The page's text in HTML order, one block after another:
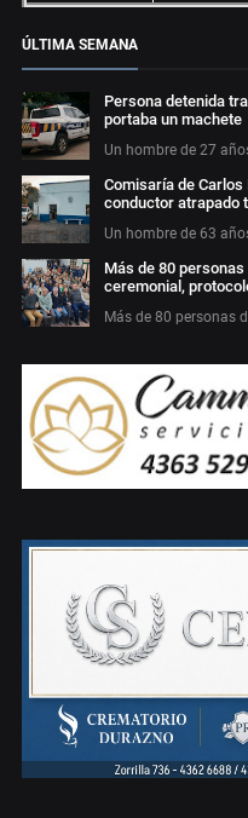
ÚLTIMA SEMANA
Persona detenida
portaba un machete
Un hombre de 27
Comisaría de
conductor atrapado
Un hombre de 63
Más de 80
ceremonial,
Más de 80 personas